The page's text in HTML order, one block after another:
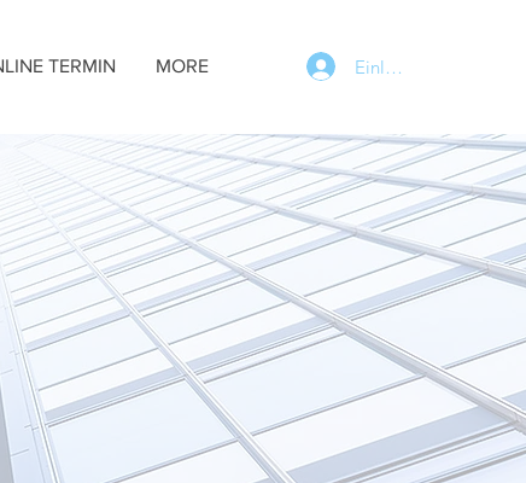
TERMIN MORE Einloggen